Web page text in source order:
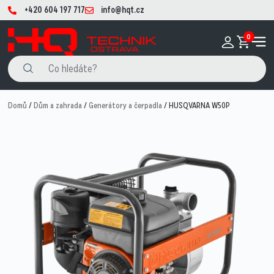
+420 604 197 717 info@hqt.cz
0
Domů /Dům a zahrada /Generátory a čerpadla / HUSQVARNA W50P